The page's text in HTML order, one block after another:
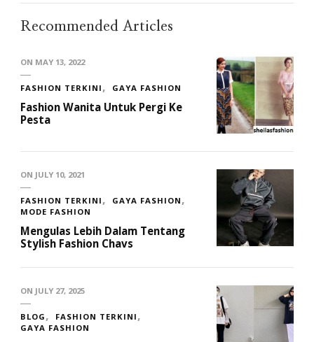
Recommended Articles
ON MAY 13, 2022
FASHION TERKINI GAYA FASHION
Fashion Wanita Untuk Pergi Ke
Pesta
ON JULY 10, 2021
FASHION TERKINI
GAYA FASHION
MODE FASHION
Mengulas Lebih Dalam Tentang
Stylish Fashion Chavs
ON JULY 27, 2025
BLOG
FASHION TERKINI
GAYA FASHION